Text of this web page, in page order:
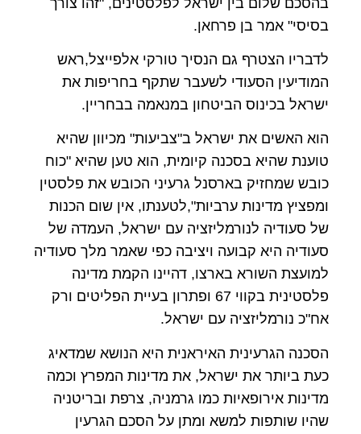
בסיסי" אמר בן פרחאן.
לדבריו הצטרף גם הנסיך טורקי אלפייצל,ראש
המודיעין הסעודי לשעבר שתקף בחריפות את
ישראל בכינוס הביטחון במנאמה בבחריין.
הוא האשים את ישראל ב"צביעות" מכיוון שהיא
טוענת שהיא בסכנה קיומית, הוא טען שהיא "כוח
כובש שמחזיק בארסנל גרעיני הכובש את פלסטין
ומפציץ מדינות ערביות",לטענתו, אין שום הכנות
של סעודיה לנורמליזציה עם ישראל, העמדה של
סעודיה היא קבועה ויציבה כפי שאמר מלך סעודיה
למועצת השורא בארצו, דהיינו הקמת מדינה
פלסטינית בקווי 67 ופתרון בעיית הפליטים ורק
אח"כ נורמליזציה עם ישראל.
הסכנה הגרעינית האיראנית היא הנושא שמדאיג
כעת ביותר את ישראל, את מדינות המפרץ וכמה
מדינות אירופאיות כמו גרמניה, צרפת ובריטניה
שהיו שותפות למשא ומתן על הסכם הגרעין